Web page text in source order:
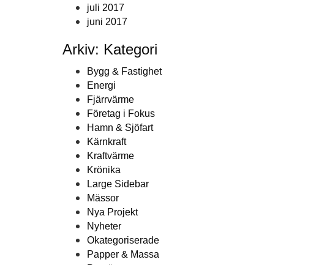
juli 2017
juni 2017
Arkiv: Kategori
Bygg & Fastighet
Energi
Fjärrvärme
Företag i Fokus
Hamn & Sjöfart
Kärnkraft
Kraftvärme
Krönika
Large Sidebar
Mässor
Nya Projekt
Nyheter
Okategoriserade
Papper & Massa